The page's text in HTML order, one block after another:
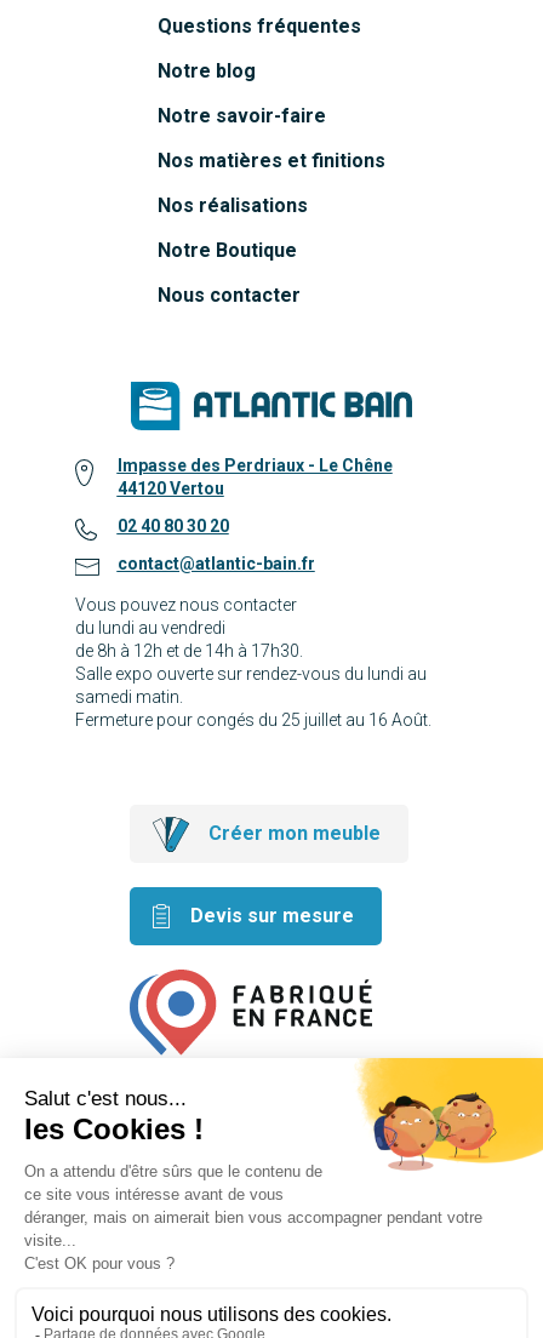
Questions fréquentes
Notre blog
Notre savoir-faire
Nos matières et finitions
Nos réalisations
Notre Boutique
Nous contacter
Impasse des Perdriaux - Le Chêne
44120 Vertou
02 40 80 30 20
contact@atlantic-bain.fr
Vous pouvez nous contacter
du lundi au vendredi
de 8h à 12h et de 14h à 17h30.
Salle expo ouverte sur rendez-vous du lundi au
samedi matin.
Fermeture pour congés du 25 juillet au 16 Août.
Créer mon meuble
Devis sur mesure
Retrouvez nos idées créatives
sur les réseaux